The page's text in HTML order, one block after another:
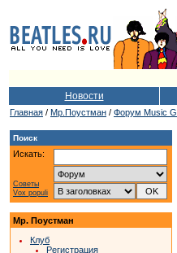
Новости
Главная / Мр.Поустман / Форум Music
Поиск
Искать:
Советы
Vox populi
Мр. Поустман
Клуб
Регистрация